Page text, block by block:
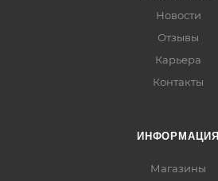
Новости
Отзывы
Карьера
Контакты
ИНФОРМАЦИЯ
Магазины